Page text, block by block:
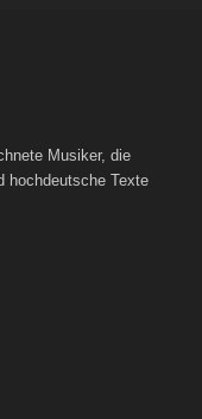
Musiker, die
hochdeutsche Texte